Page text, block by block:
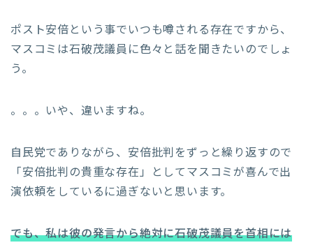
ポスト安倍という事でいつも噂される存在ですから、
マスコミは石破茂議員に色々と話を聞きたいのでしょ
う。
。。。いや、違いますね。
自民党でありながら、安倍批判をずっと繰り返すので
「安倍批判の貴重な存在」としてマスコミが喜んで出
演依頼をしているに過ぎないと思います。
でも、私は彼の発言から絶対に石破茂議員を首相には